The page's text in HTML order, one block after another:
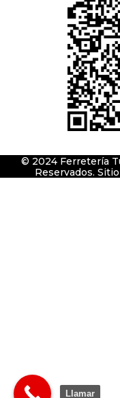
© 2024 Ferretería
Reservados.
Llamar